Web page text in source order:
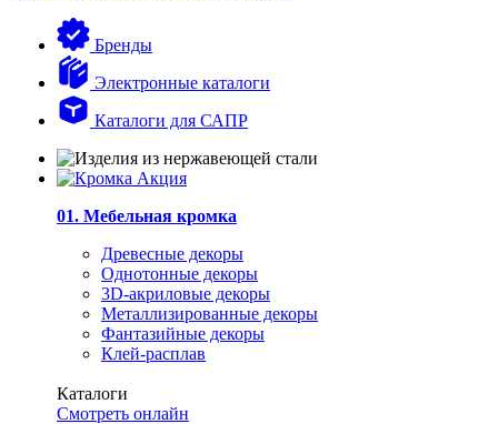
Бренды
Электронные каталоги
Каталоги для САПР
01. Мебельная кромка
Древесные декоры
Однотонные декоры
3D-акриловые декоры
Металлизированные декоры
Фантазийные декоры
Клей-расплав
Каталоги
Смотреть онлайн